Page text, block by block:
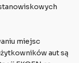
miejsc
aut są